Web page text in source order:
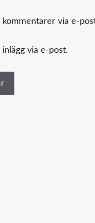
kommentarer via e-
via e-post.